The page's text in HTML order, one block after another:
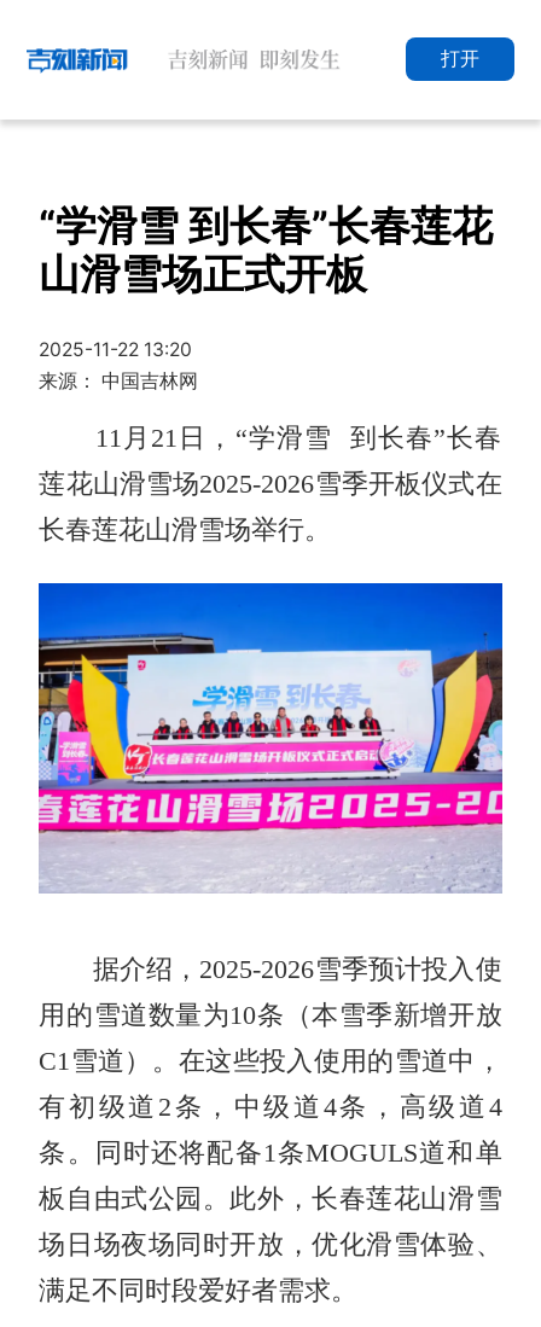
打开
“学滑雪 到长春”长春莲花
山滑雪场正式开板
2025-11-22 13:20
来源： 中国吉林网
11月21日，“学滑雪 到长春”长春
莲花山滑雪场2025-2026雪季开板仪式在
长春莲花山滑雪场举行。
据介绍，2025-2026雪季预计投入使
用的雪道数量为10条（本雪季新增开放
C1雪道）。在这些投入使用的雪道中，
有初级道2条，中级道4条，高级道4
条。同时还将配备1条MOGULS道和单
板自由式公园。此外，长春莲花山滑雪
场日场夜场同时开放，优化滑雪体验、
满足不同时段爱好者需求。